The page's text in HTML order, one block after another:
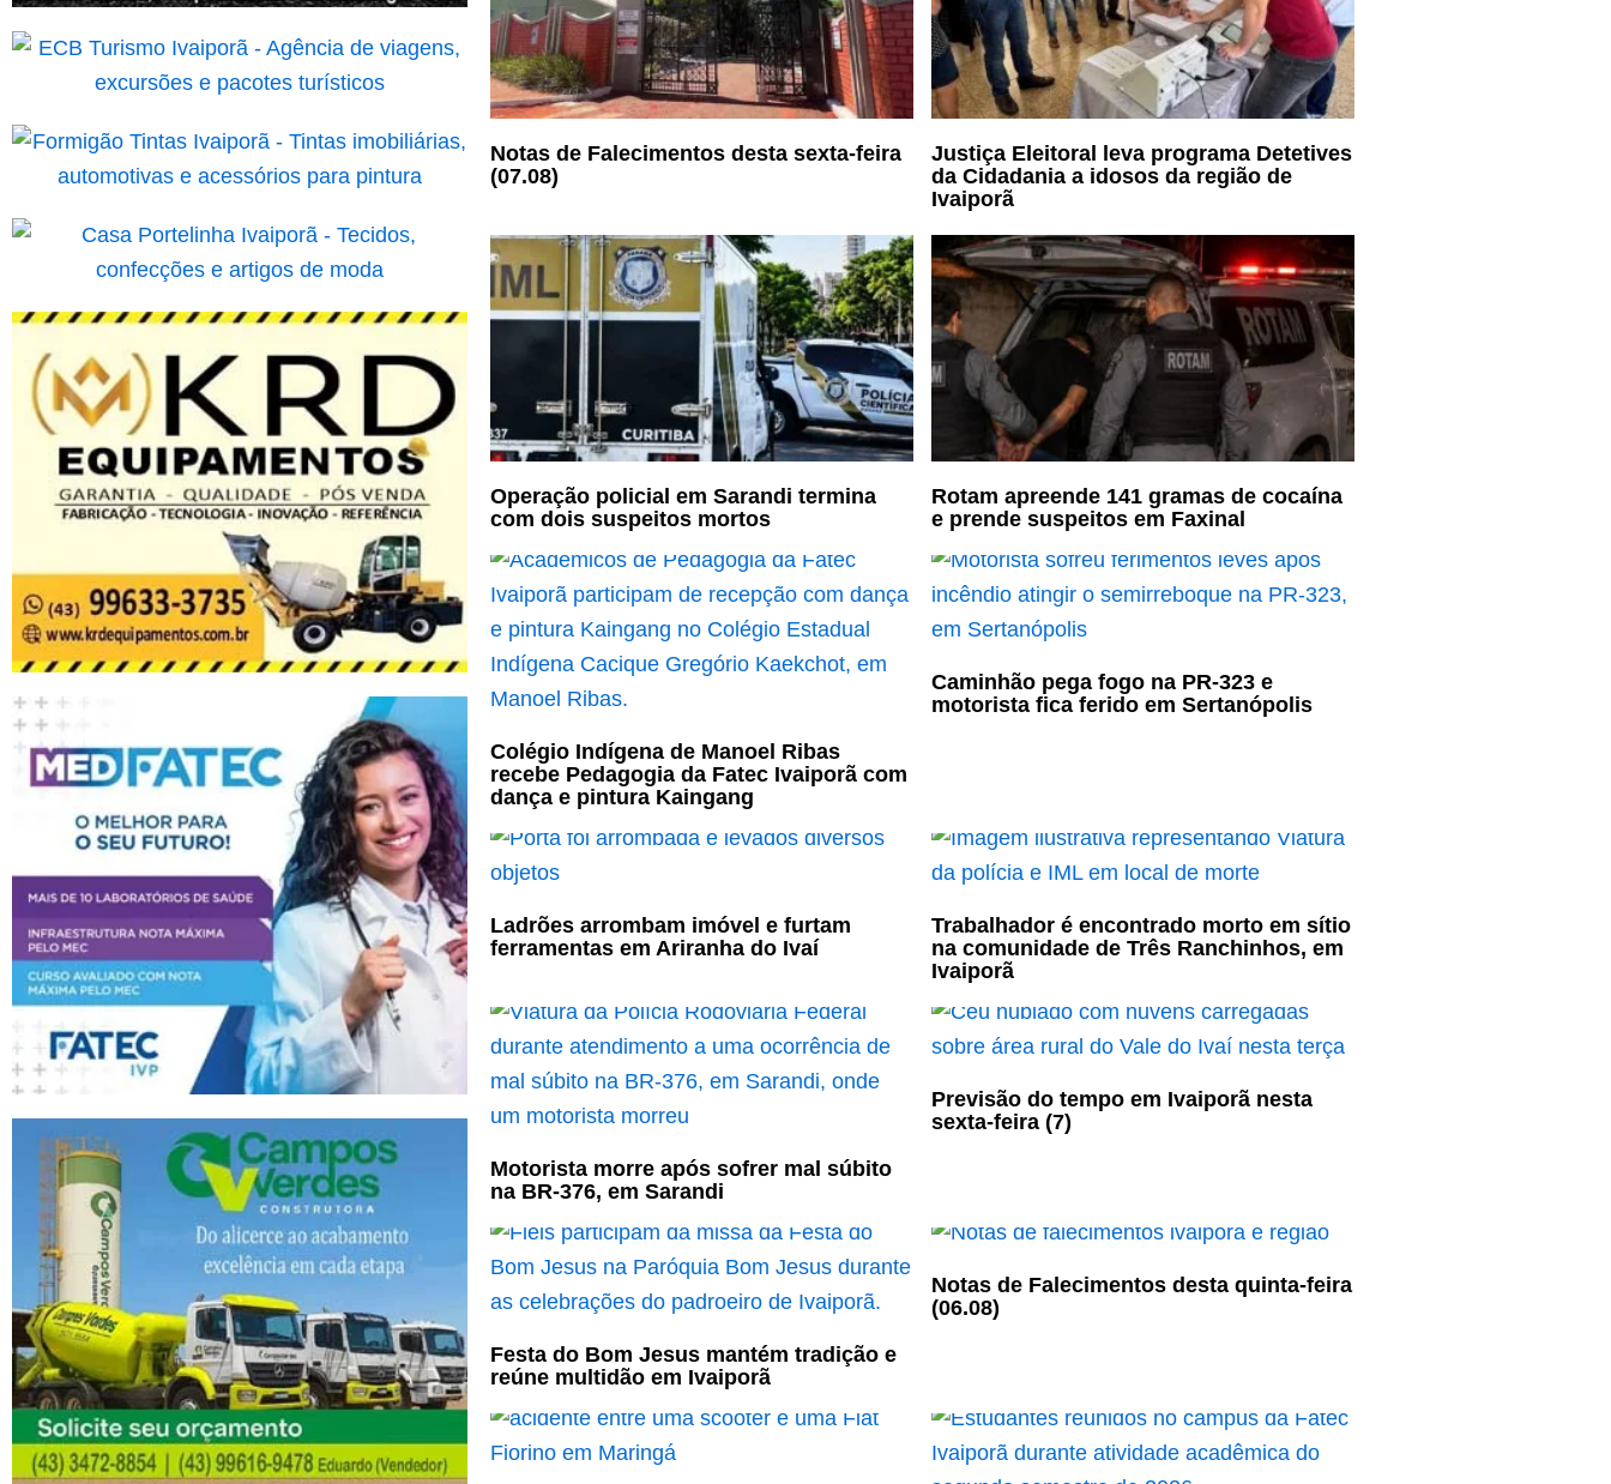
Notas de Falecimentos desta sexta-feira
(07.08)
Justiça Eleitoral leva programa Detetives
da Cidadania a idosos da região de
Ivaiporã
Operação policial em Sarandi termina
com dois suspeitos mortos
Rotam apreende 141 gramas de cocaína
e prende suspeitos em Faxinal
Colégio Indígena de Manoel Ribas
recebe Pedagogia da Fatec Ivaiporã com
dança e pintura Kaingang
Caminhão pega fogo na PR-323 e
motorista fica ferido em Sertanópolis
Ladrões arrombam imóvel e furtam
ferramentas em Ariranha do Ivaí
Trabalhador é encontrado morto em sítio
na comunidade de Três Ranchinhos, em
Ivaiporã
Motorista morre após sofrer mal súbito
na BR-376, em Sarandi
Previsão do tempo em Ivaiporã nesta
sexta-feira (7)
Festa do Bom Jesus mantém tradição e
reúne multidão em Ivaiporã
Notas de Falecimentos desta quinta-feira
(06.08)